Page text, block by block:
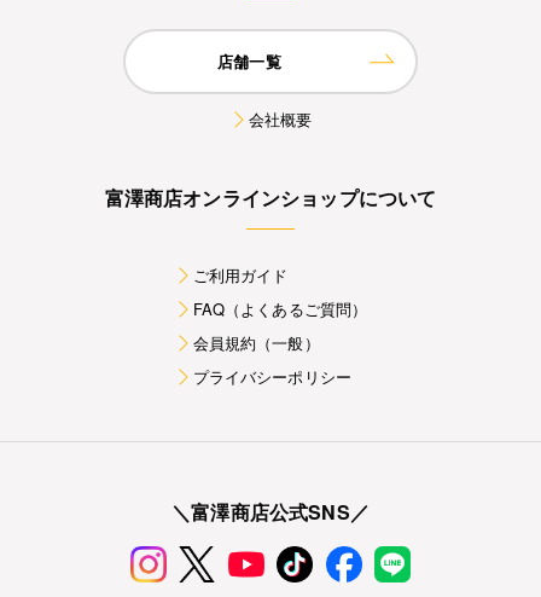
店舗一覧
会社概要
富澤商店オンラインショップについて
ご利用ガイド
FAQ（よくあるご質問）
会員規約（一般）
プライバシーポリシー
＼富澤商店公式SNS／